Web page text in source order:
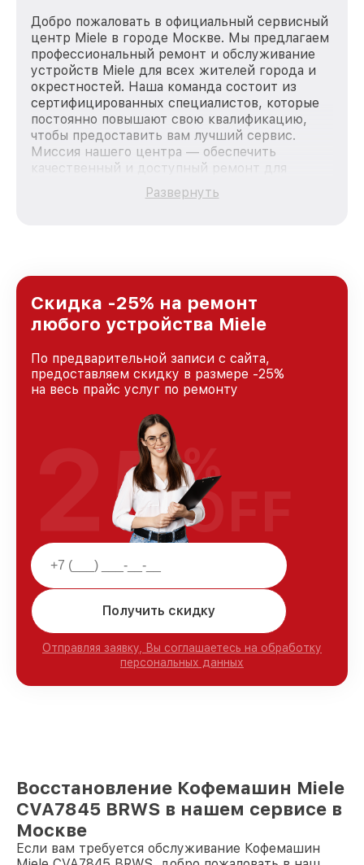
Добро пожаловать в официальный сервисный
центр Miele в городе Москве. Мы предлагаем
профессиональный ремонт и обслуживание
устройств Miele для всех жителей города и
окрестностей. Наша команда состоит из
сертифицированных специалистов, которые
постоянно повышают свою квалификацию,
чтобы предоставить вам лучший сервис.
Миссия нашего центра — обеспечить
качественный и доступный ремонт для
каждого пользователя продукции Miele, вне
зависимости от сложности поломки. Мы
и лояльности наших клиентов.
Развернуть
Скидка -25% на ремонт
любого устройства Miele
По предварительной записи с сайта,
предоставляем скидку в размере -25%
на весь прайс услуг по ремонту
Получить скидку
Отправляя заявку, Вы соглашаетесь на обработку
персональных данных
25%
OFF
Восстановление Кофемашин Miele
CVA7845 BRWS в нашем сервисе в
Москве
Если вам требуется обслуживание Кофемашин